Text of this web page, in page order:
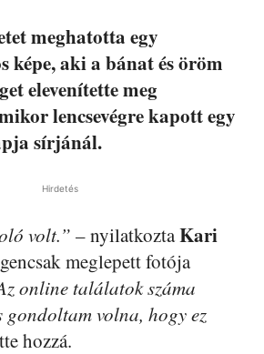
meghatotta egy
képe, aki a bánat és öröm
elevenítette meg
lencsevégre kapott egy
sírjánál.
Hirdetés
volt.” – nyilatkoztaKari
meglepett fotója
online találatok száma
gondoltam volna, hogy ez
hozzá.